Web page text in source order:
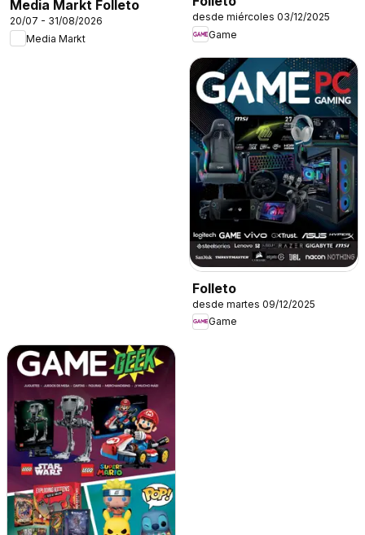
Media Markt Folleto
20/07 - 31/08/2026
Media Markt
desde miércoles 03/12/2025
Game
Folleto
desde martes 09/12/2025
Game